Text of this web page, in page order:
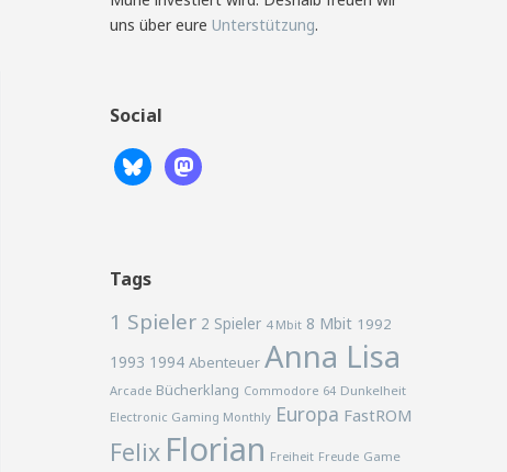
uns über eure Unterstützung.
Social
Tags
1 Spieler 2 Spieler 4 Mbit 8 Mbit 1992
1993 1994 Abenteuer Anna Lisa
Arcade Bücherklang Commodore 64 Dunkelheit
Electronic Gaming Monthly Europa FastROM
Felix Florian Freiheit Freude Game